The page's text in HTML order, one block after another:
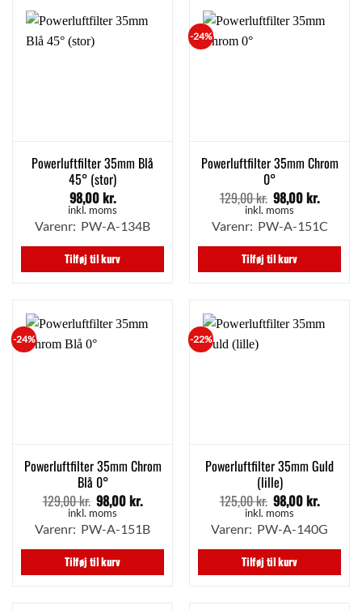
Powerluftfilter 35mm Blå
45° (stor)
98,00kr.
inkl. moms
Varenr: PW-A-134B
Tilføj til kurv
-24%
Powerluftfilter 35mm Chrom
0°
129,00kr. Den
oprindelige
pris
var:
129,00 kr..
98,00kr.
pris
er:
98,00
inkl. moms
Varenr: PW-A-151C
Tilføj til kurv
-24%
Powerluftfilter 35mm Chrom
Blå 0°
129,00kr. Den
oprindelige
pris
var:
129,00 kr..
98,00kr.
pris
er:
98,00 kr..
inkl. moms
Varenr: PW-A-151B
Tilføj til kurv
-22%
Powerluftfilter 35mm Guld
(lille)
125,00kr. Den
oprindelige
pris
var:
125,00 kr..
98,00kr.
pris
er:
98,00
inkl. moms
Varenr: PW-A-140G
Tilføj til kurv